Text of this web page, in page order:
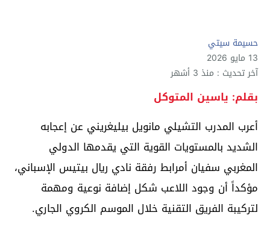
حسيمة سيتي
13 مايو 2026
آخر تحديث : منذ 3 أشهر
بقلم: ياسين المتوكل
أعرب المدرب التشيلي مانويل بيليغريني عن إعجابه
الشديد بالمستويات القوية التي يقدمها الدولي
المغربي سفيان أمرابط رفقة نادي ريال بيتيس الإسباني،
مؤكداً أن وجود اللاعب شكل إضافة نوعية ومهمة
لتركيبة الفريق التقنية خلال الموسم الكروي الجاري.